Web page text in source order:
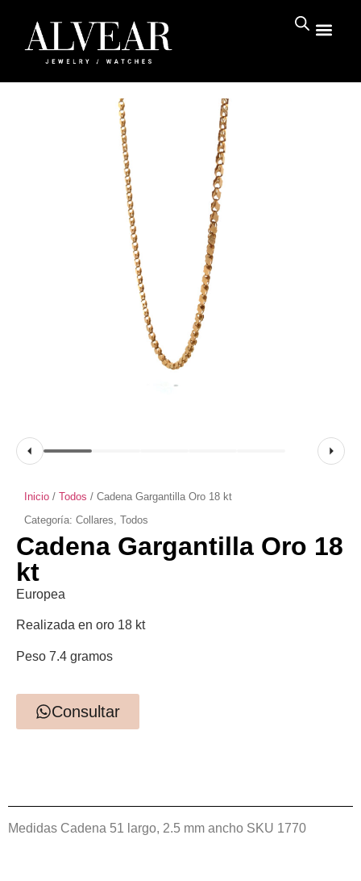
Inicio / Todos / Cadena Gargantilla Oro 18 kt
Categoría: Collares Todos
Cadena Gargantilla Oro 18
kt
Europea
Realizada en oro 18 kt
Peso 7.4 gramos
Consultar
Medidas Cadena 51 largo, 2.5 mm ancho SKU 1770